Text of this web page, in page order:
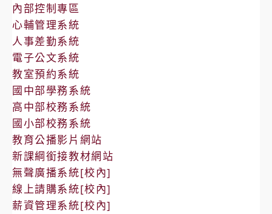
內部控制專區
心輔管理系統
人事差勤系統
電子公文系統
教室預約系統
國中部學務系統
高中部校務系統
國小部校務系統
教育公播影片網站
新課綱銜接教材網站
無聲廣播系統[校內]
線上請購系統[校內]
薪資管理系統[校內]